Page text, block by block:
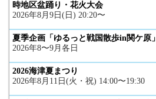
時地区盆踊り・花火大会
2026年8月9日(日) 20:20〜
夏季企画「ゆるっと戦国散歩in関ケ原」
2026年8〜9月各日
2026海津夏まつり
2026年8月11日(火・祝) 14:00〜19:30